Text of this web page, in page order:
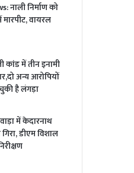
नाली निर्माण को
वायरल
कांड में तीन इनामी
अन्य आरोपियों
है लंगड़ा
में केदारनाथ
डीएम विशाल